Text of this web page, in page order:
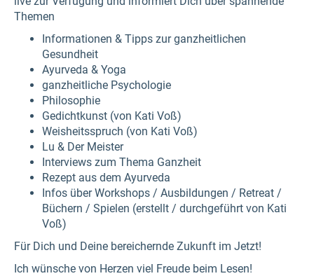
Themen
Informationen & Tipps zur ganzheitlichen
Gesundheit
Ayurveda & Yoga
ganzheitliche Psychologie
Philosophie
Gedichtkunst (von Kati Voß)
Weisheitsspruch (von Kati Voß)
Lu & Der Meister
Interviews zum Thema Ganzheit
Rezept aus dem Ayurveda
Infos über Workshops / Ausbildungen / Retreat /
Büchern / Spielen (erstellt / durchgeführt von Kati
Voß)
Für Dich und Deine bereichernde Zukunft im Jetzt!
Ich wünsche von Herzen viel Freude beim Lesen!